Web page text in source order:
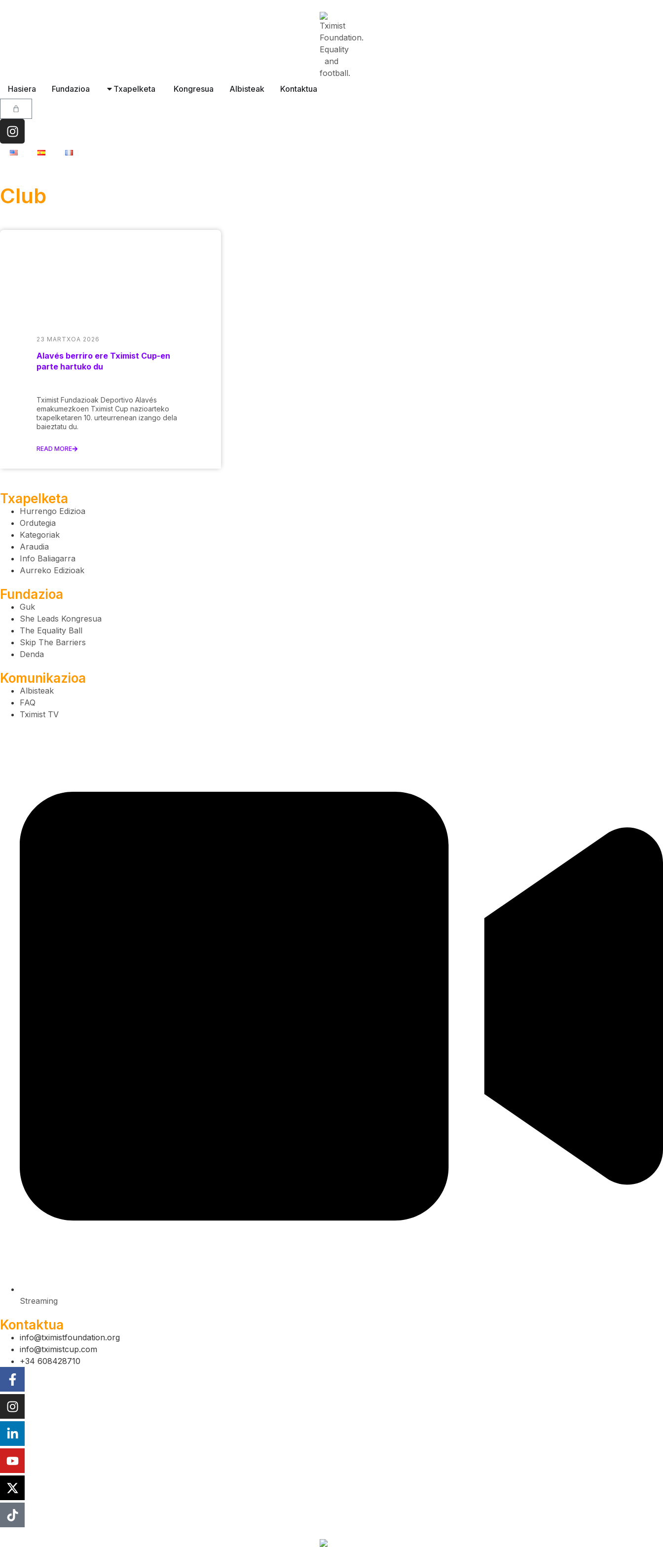
Hasiera Fundazioa Txapelketa Kongresua Albisteak Kontaktua
Club
23 MARTXOA 2026
Alavés berriro ere Tximist Cup-en
parte hartuko du
Tximist Fundazioak Deportivo Alavés
emakumezkoen Tximist Cup nazioarteko
txapelketaren 10. urteurrenean izango dela
baieztatu du.
READ MORE
Txapelketa
Hurrengo Edizioa
Ordutegia
Kategoriak
Araudia
Info Baliagarra
Aurreko Edizioak
Fundazioa
Guk
She Leads Kongresua
The Equality Ball
Skip The Barriers
Denda
Komunikazioa
Albisteak
FAQ
Tximist TV
Streaming
Kontaktua
info@tximistfoundation.org
info@tximistcup.com
+34 608428710